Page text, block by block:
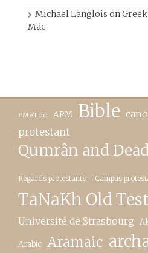
Michael Langlois onGreek
Mac
#MeToo APM Bible
protestant
Qumrân and
Regards protestants – Campus
TaNaKh Old
Université de Strasbourg
Arabic Aramaic